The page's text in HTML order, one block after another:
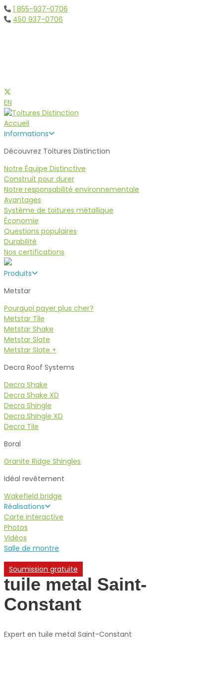
1 855-937-0706
450 937-0706
EN
Accueil
Informations
Découvrez Toitures Distinction
Notre Équipe Distinctive
Construit pour durer
Notre responsabilité environnementale
Avantages
Système de toitures métallique
Économie
Questions populaires
Durabilité
Nos certifications
Produits
Metstar
Pourquoi payer plus cher?
Metstar Tile
Metstar Shake
Metstar Slate
Metstar Slate +
Decra Roof Systems
Decra Shake
Decra Shake XD
Decra Shingle
Decra Shingle XD
Decra Tile
Boral
Granite Ridge Shingles
Idéal revêtement
Wakefield bridge
Réalisations
Carte interactive
Photos
Vidéos
Salle de montre
Soumission gratuite
tuile metal Saint-
Constant
Expert en tuile metal Saint-Constant